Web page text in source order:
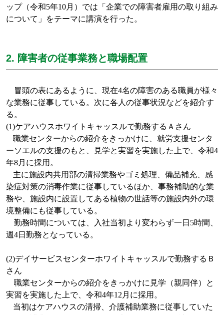
ップ（令和5年10月）では「企業での障害者雇用の取り組み
について」をテーマに講演を行った。
2. 障害者の従事業務と職場配置
冒頭の表にあるように、現在4名の障害のある職員が様々
な業務に従事している。次に各人の従事状況などを紹介す
る。
(1)ケアハウスホワイトキャッスルで勤務するＡさん
職業センターからの紹介をきっかけに、就労支援センタ
ーソエルの支援のもと、見学と実習を実施した上で、令和4
年8月に採用。
主に施設内共用部の清掃業務やゴミ処理、備品補充、感
染症対策の消毒作業に従事しているほか、事務補助的な業
務や、施設内に設置してある植物の世話等の施設内外の環
境整備にも従事している。
勤務時間については、入社当初より変わらず一日 5時間、
週4日勤務となっている。
(2)デイサービスセンターホワイトキャッスルで勤務するＢ
さん
職業センターからの紹介をきっかけに見学（親同伴）と
実習を実施した上で、令和4年12月に採用。
当初はケアハウスの清掃、介護補助業務に従事していた